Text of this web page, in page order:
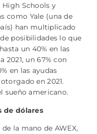
High Schools y
como Yale (una de
han multiplicado
posibilidades lo que
un 40% en las
2021, un 67% con
en las ayudas
en 2021.
sueño americano.
de dólares
la mano de AWEX,